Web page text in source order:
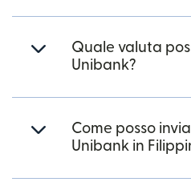
Quale valuta
Unibank?
Come posso
Unibank in